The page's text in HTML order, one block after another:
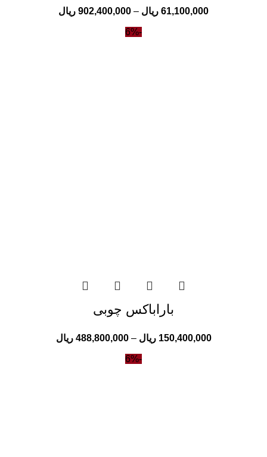
61,100,000 ریال –
902,400,000 ریال
-6%
باراباکس چوبی
150,400,000 ریال –
488,800,000 ریال
-6%